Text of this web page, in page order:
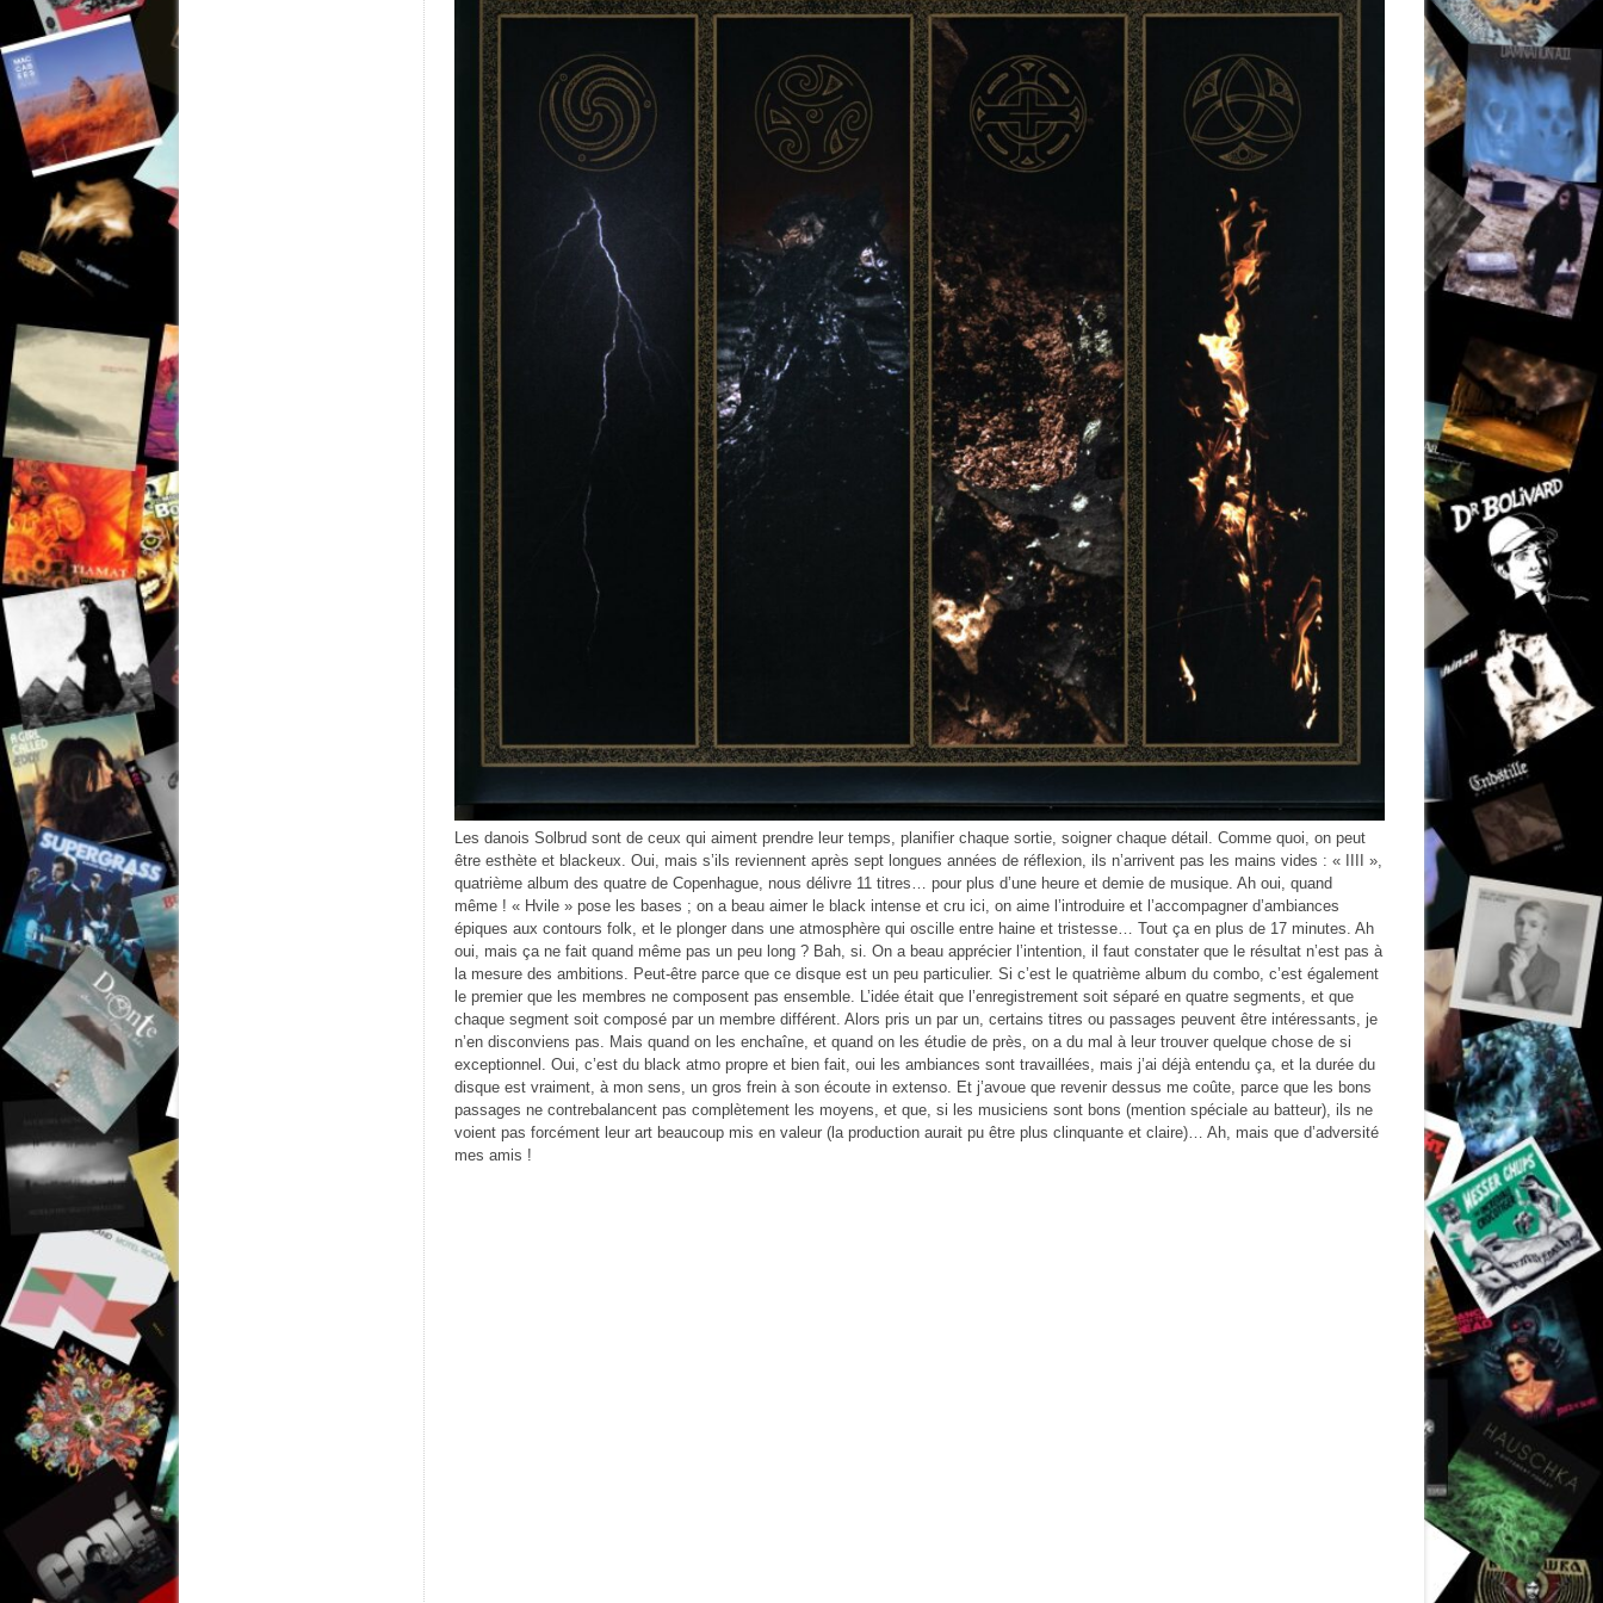
Les danois Solbrud sont de ceux qui aiment prendre leur temps, planifier chaque sortie, soigner chaque détail. Comme quoi, on peut
être esthète et blackeux. Oui, mais s’ils reviennent après sept longues années de réflexion, ils n’arrivent pas les mains vides : « IIII »,
quatrième album des quatre de Copenhague, nous délivre 11 titres… pour plus d’une heure et demie de musique. Ah oui, quand
même ! « Hvile » pose les bases ; on a beau aimer le black intense et cru ici, on aime l’introduire et l’accompagner d’ambiances
épiques aux contours folk, et le plonger dans une atmosphère qui oscille entre haine et tristesse… Tout ça en plus de 17 minutes. Ah
oui, mais ça ne fait quand même pas un peu long ? Bah, si. On a beau apprécier l’intention, il faut constater que le résultat n’est pas à
la mesure des ambitions. Peut-être parce que ce disque est un peu particulier. Si c’est le quatrième album du combo, c’est également
le premier que les membres ne composent pas ensemble. L’idée était que l’enregistrement soit séparé en quatre segments, et que
chaque segment soit composé par un membre différent. Alors pris un par un, certains titres ou passages peuvent être intéressants, je
n’en disconviens pas. Mais quand on les enchaîne, et quand on les étudie de près, on a du mal à leur trouver quelque chose de si
exceptionnel. Oui, c’est du black atmo propre et bien fait, oui les ambiances sont travaillées, mais j’ai déjà entendu ça, et la durée du
disque est vraiment, à mon sens, un gros frein à son écoute in extenso. Et j’avoue que revenir dessus me coûte, parce que les bons
passages ne contrebalancent pas complètement les moyens, et que, si les musiciens sont bons (mention spéciale au batteur), ils ne
voient pas forcément leur art beaucoup mis en valeur (la production aurait pu être plus clinquante et claire)… Ah, mais que d’adversité
mes amis !